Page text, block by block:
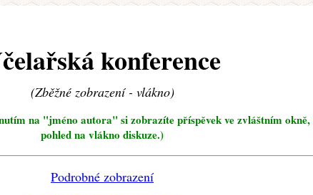
konference
(Zběžné zobrazení - vlákno)
na "jméno autora" si zobrazíte příspěvek ve zvláštním
pohled na vlákno diskuze.)
Podrobné zobrazení